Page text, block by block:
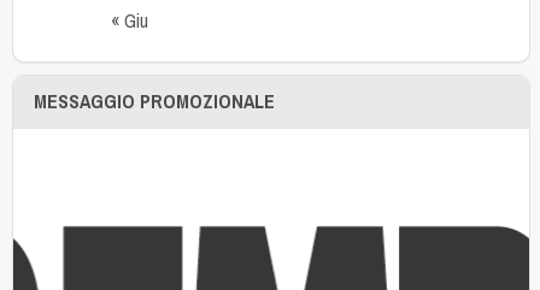
« Giu
MESSAGGIO PROMOZIONALE